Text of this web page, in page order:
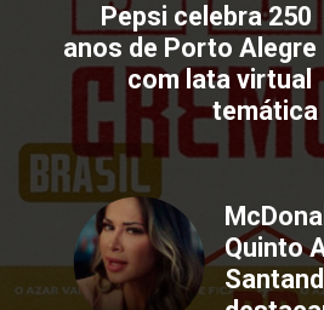
Quinto
Pepsi celebra 250
anos de Porto Alegre
com lata virtual
temática